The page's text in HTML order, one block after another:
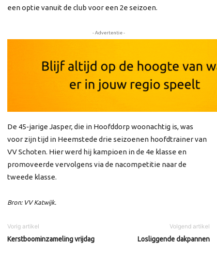
een optie vanuit de club voor een 2e seizoen.
- Advertentie -
De 45-jarige Jasper, die in Hoofddorp woonachtig is, was
voor zijn tijd in Heemstede drie seizoenen hoofdtrainer van
VV Schoten. Hier werd hij kampioen in de 4e klasse en
promoveerde vervolgens via de nacompetitie naar de
tweede klasse.
Bron: VV Katwijk.
Vorig artikel
Kerstboominzameling vrijdag
Volgend artikel
Losliggende dakpannen